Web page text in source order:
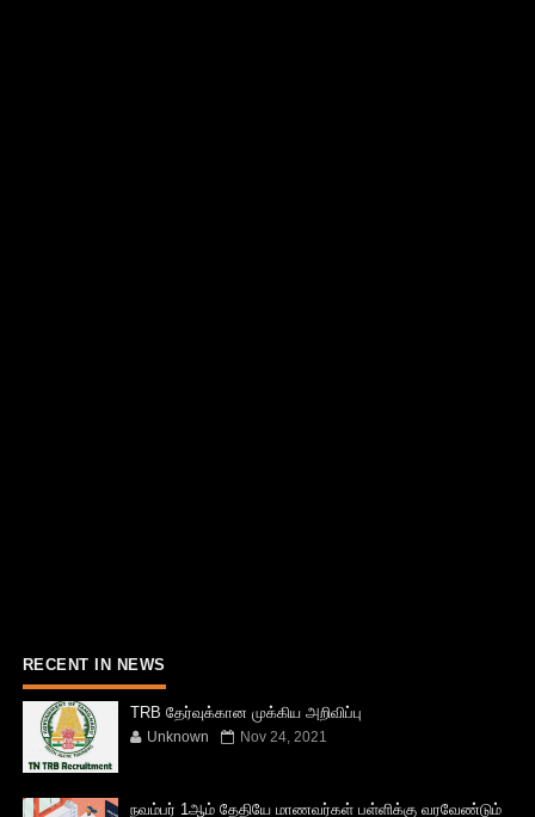
RECENT IN NEWS
TRB தேர்வுக்கான முக்கிய அறிவிப்பு
Unknown Nov 24, 2021
நவம்பர் 1ஆம் தேதியே மாணவர்கள் பள்ளிக்கு வரவேண்டும்